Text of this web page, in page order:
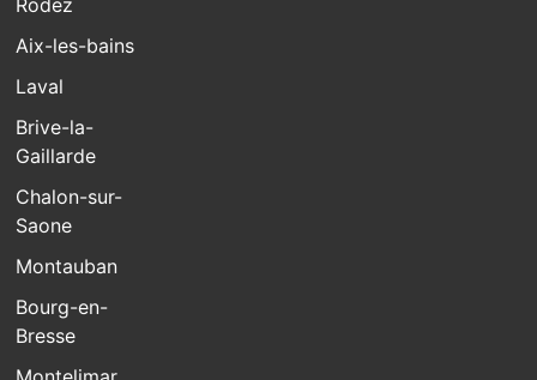
Aix-les-bains
Laval
Brive-la-
Gaillarde
Chalon-sur-
Saone
Montauban
Bourg-en-
Bresse